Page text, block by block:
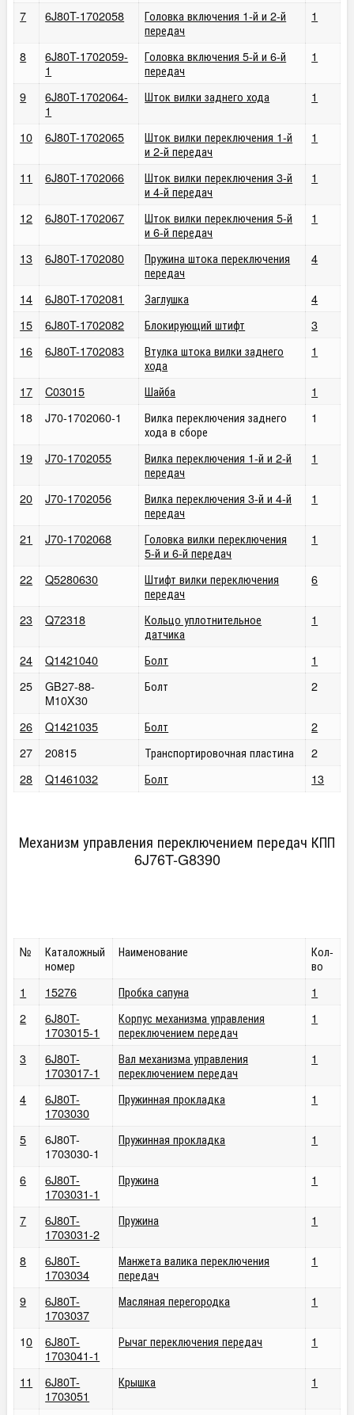
7 6J80T-1702058
Головка включения 1-й и 2-й
передач
1
8
6J80T-1702059-
1
Головка включения 5-й и 6-й
передач
1
9
6J80T-1702064-
1
Шток вилки заднего хода 1
10 6J80T-1702065
Шток вилки переключения 1-й
и 2-й передач
1
11 6J80T-1702066
Шток вилки переключения 3-й
и 4-й передач
1
12 6J80T-1702067
Шток вилки переключения 5-й
и 6-й передач
1
13 6J80T-1702080
Пружина штока переключения
передач
4
14 6J80T-1702081 Заглушка
4
15
6J80T-1702082 Блокирующий штифт
3
16
6J80T-1702083
Втулка штока вилки заднего
хода
1
17 C03015 Шайба
1
18
J70-1702060-1
Вилка переключения заднего
хода в сборе
1
19 J70-1702055
Вилка переключения 1-й и 2-й
передач
1
20 J70-1702056
Вилка переключения 3-й и 4-й
передач
1
21 J70-1702068
Головка вилки переключения
5-й и 6-й передач
1
22 Q5280630
Штифт вилки переключения
передач
6
23 Q72318
Кольцо уплотнительное
датчика
1
24 Q1421040 Болт
1
25
GB27-88-
M10X30
Болт 2
26 Q1421035 Болт
2
27
20815 Транспортировочная пластина
2
28
Q1461032 Болт 13
Механизм управления переключением передач КПП
6J76T-G8390
№
Каталожный
номер
Наименование
Кол-
во
1
15276 Пробка сапуна
1
2
6J80T-
1703015-1
Корпус механизма управления
переключением передач
1
3
6J80T-
1703017-1
Вал механизма управления
переключением передач
1
4
6J80T-
1703030
Пружинная прокладка 1
5
6J80T-
1703030-1
Пружинная прокладка 1
6
6J80T-
1703031-1
Пружина 1
7
6J80T-
1703031-2
Пружина 1
8
6J80T-
1703034
Манжета валика переключения
передач
1
9
6J80T-
1703037
Масляная перегородка 1
10
6J80T-
1703041-1
Рычаг переключения передач 1
11
6J80T-
1703051
Крышка 1